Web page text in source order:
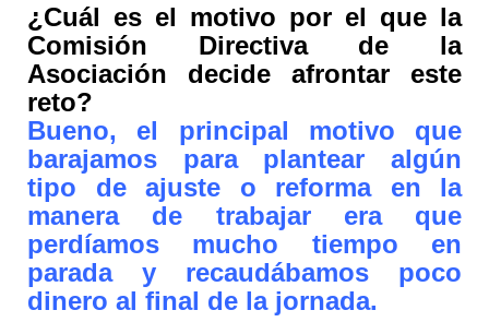
¿Cuál es el motivo por el que la
Comisión Directiva de la
Asociación decide afrontar este
reto?
Bueno, el principal motivo que
barajamos para plantear algún
tipo de ajuste o reforma en la
manera de trabajar era que
perdíamos mucho tiempo en
parada y recaudábamos poco
dinero al final de la jornada.